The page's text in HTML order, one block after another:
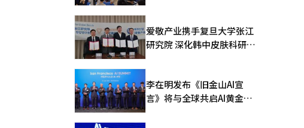
爱敬产业携手复旦大学张江
研究院 深化韩中皮肤科研合
李在明发布《旧金山AI宣
言》将与全球共启AI黄金时